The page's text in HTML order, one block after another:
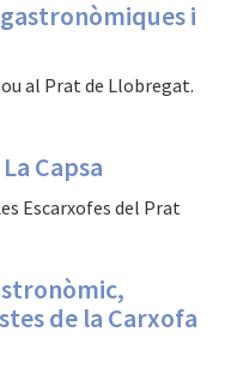
i
al Prat de Llobregat.
Capsa
Escarxofes del Prat
de la Carxofa